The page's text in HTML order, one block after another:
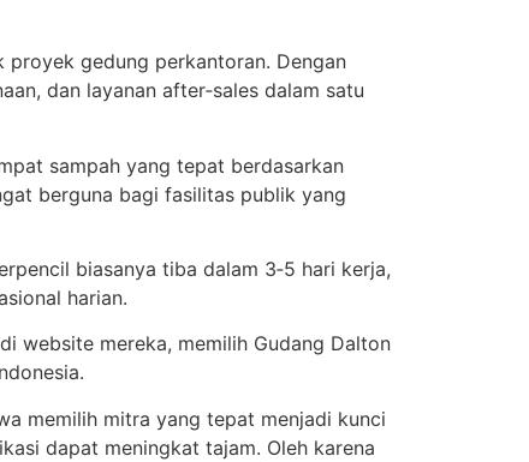
gedung perkantoran. Dengan
dan layanan after‑sales dalam satu
sampah yang tepat berdasarkan
berguna bagi fasilitas publik yang
biasanya tiba dalam 3‑5 hari kerja,
harian.
website mereka, memilih Gudang Dalton
memilih mitra yang tepat menjadi kunci
dapat meningkat tajam. Oleh karena